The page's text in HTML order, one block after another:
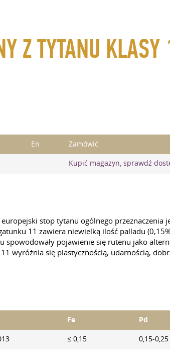
Z TYTANU KLASY
En Zamówić
Kupić magazyn, sprawdź
stop tytanu ogólnego
11 zawiera niewielką ilość palladu
spowodowały pojawienie się rutenu jako
wyróżnia się plastycznością, udarnością,
Fe Pd
≤ 0,15 0,15-0,25